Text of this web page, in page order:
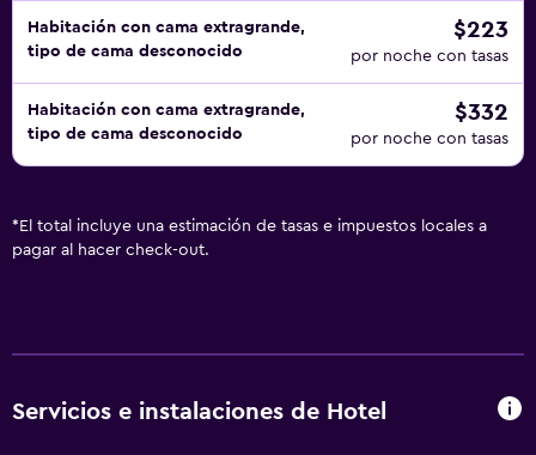
Habitación con cama extragrande,
tipo de cama desconocido
$223
por noche con tasas
Habitación con cama extragrande,
tipo de cama desconocido
$332
por noche con tasas
* El total incluye una estimación de tasas e impuestos locales a
pagar al hacer check-out.
Servicios e instalaciones de Hotel